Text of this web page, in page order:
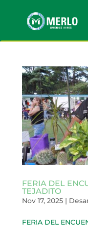
FERIA DEL
TEJADITO
Nov 17, 2025|
FERIA DEL